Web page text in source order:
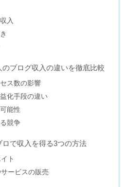
入
ブログ収入の違いを徹底比較
ス数の影響
化手段の違い
能性
競争
ロで収入を得る3つの方法
ト
ービスの販売